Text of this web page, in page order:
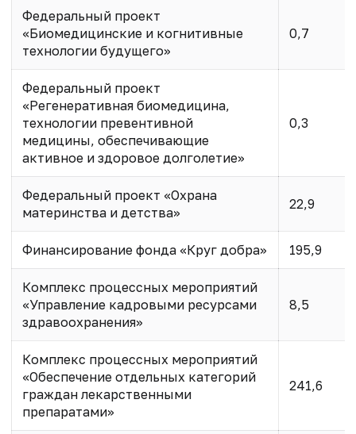
Федеральный проект
«Биомедицинские и когнитивные
технологии будущего»
0,7
Федеральный проект
«Регенеративная биомедицина,
технологии превентивной
медицины, обеспечивающие
активное и здоровое долголетие»
0,3
Федеральный проект «Охрана
материнства и детства»
22,9
Финансирование фонда «Круг добра» 195,9
Комплекс процессных мероприятий
«Управление кадровыми ресурсами
здравоохранения»
8,5
Комплекс процессных мероприятий
«Обеспечение отдельных категорий
граждан лекарственными
препаратами»
241,6